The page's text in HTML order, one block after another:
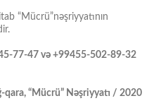
“Mücrü”nəşriyyatının
77-47 və +99455-502-89-32
“Mücrü” Nəşriyyatı / 2020